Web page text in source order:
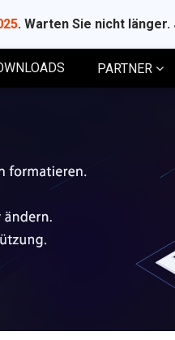
. Warten Sie nicht
PARTNER